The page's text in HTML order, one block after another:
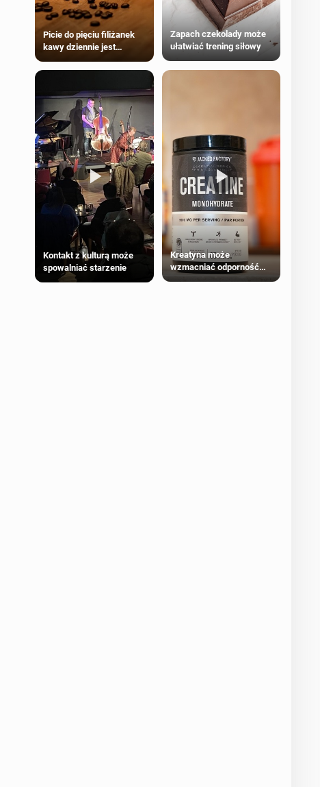
Picie do pięciu filiżanek
kawy dziennie jest
większości dorosłych
Zapach czekolady może
ułatwiać trening siłowy
Kontakt z kulturą może
spowalniać starzenie
Kreatyna może
wzmacniać odporność
przeciw nowotworom